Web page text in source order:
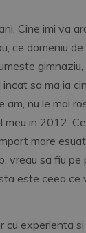
Cine imi va
ce domeniu
sa ma ia
am, nu le mai
in 2012.
mare
vreau sa fiu
este ceea ce
cu experienta